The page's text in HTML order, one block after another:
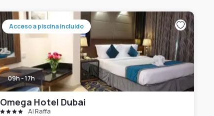
Acceso a piscina incluido
09h - 17h
Omega Hotel Dubai
Al Raffa